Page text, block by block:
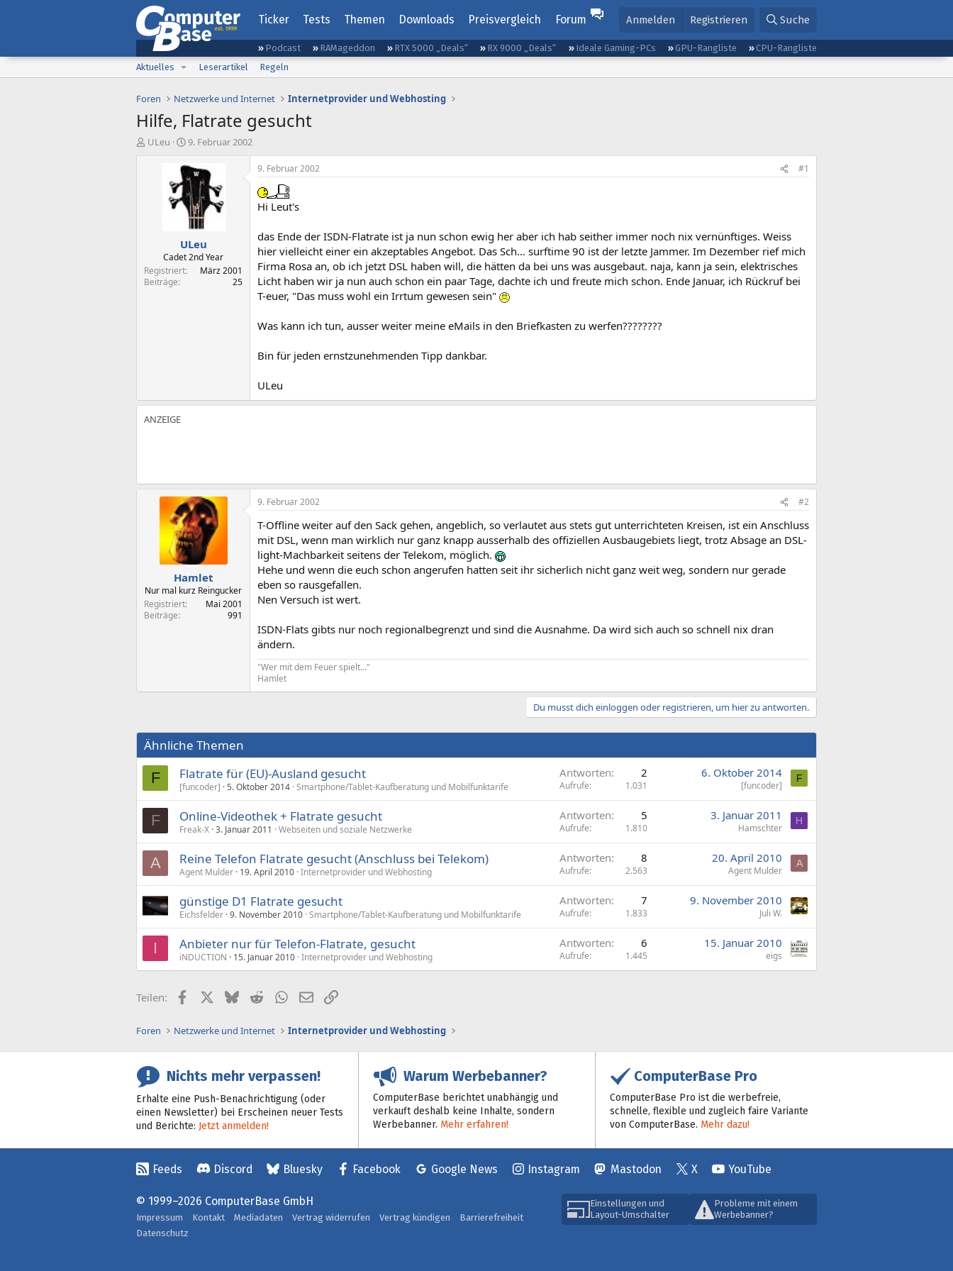
Ticker Tests Themen Downloads Preisvergleich Forum Anmelden Registrieren Suche
Podcast RAMageddon RTX 5000 „Deals“ RX 9000 „Deals“ Ideale Gaming-PCs GPU-Rangliste
CPU-Rangliste
Aktuelles
Leserartikel Regeln
Foren Netzwerke und Internet Internetprovider und Webhosting
Hilfe, Flatrate gesucht
EULeu
E
s
t
e
l
t
a
m
9. Februar 2002
ULeu
Cadet 2nd Year
Registriert
März 2001
Beiträge
25
9. Februar 2002 #1
Hi Leut's
das Ende der ISDN-Flatrate ist ja nun schon ewig her aber ich hab seither immer noch nix vernünftiges. Weiss
hier vielleicht einer ein akzeptables Angebot. Das Sch... surftime 90 ist der letzte Jammer. Im Dezember rief mich
Firma Rosa an, ob ich jetzt DSL haben will, die hätten da bei uns was ausgebaut. naja, kann ja sein, elektrisches
Licht haben wir ja nun auch schon ein paar Tage, dachte ich und freute mich schon. Ende Januar, ich Rückruf bei
T-euer, "Das muss wohl ein Irrtum gewesen sein"
Was kann ich tun, ausser weiter meine eMails in den Briefkasten zu werfen????????
Bin für jeden ernstzunehmenden Tipp dankbar.
ULeu
Hamlet
Nur mal kurz Reingucker
Registriert
Mai 2001
Beiträge
991
9. Februar 2002 #2
T-Offline weiter auf den Sack gehen, angeblich, so verlautet aus stets gut unterrichteten Kreisen, ist ein Anschluss
mit DSL, wenn man wirklich nur ganz knapp ausserhalb des offiziellen Ausbaugebiets liegt, trotz Absage an DSL-
light-Machbarkeit seitens der Telekom, möglich.
Hehe und wenn die euch schon angerufen hatten seit ihr sicherlich nicht ganz weit weg, sondern nur gerade
eben so rausgefallen.
Nen Versuch ist wert.
ISDN-Flats gibts nur noch regionalbegrenzt und sind die Ausnahme. Da wird sich auch so schnell nix dran
ändern.
"Wer mit dem Feuer spielt..."
Hamlet
Du musst dich einloggen oder registrieren, um hier zu antworten.
Ähnliche Themen
F Flatrate für (EU)-Ausland gesucht
[funcoder] 5. Oktober 2014 Smartphone/Tablet-Kaufberatung und Mobilfunktarife
Antworten 2
Aufrufe 1.031
6. Oktober 2014
[funcoder]
F
F Online-Videothek + Flatrate gesucht
Freak-X 3. Januar 2011 Webseiten und soziale Netzwerke
Antworten 5
Aufrufe 1.810
3. Januar 2011
Hamschter
H
A Reine Telefon Flatrate gesucht (Anschluss bei Telekom)
Agent Mulder 19. April 2010 Internetprovider und Webhosting
Antworten 8
Aufrufe 2.563
20. April 2010
Agent Mulder
A
günstige D1 Flatrate gesucht
Eichsfelder 9. November 2010 Smartphone/Tablet-Kaufberatung und Mobilfunktarife
Antworten 7
Aufrufe 1.833
9. November 2010
Juli W.
I Anbieter nur für Telefon-Flatrate, gesucht
iNDUCTION 15. Januar 2010 Internetprovider und Webhosting
Antworten 6
Aufrufe 1.445
15. Januar 2010
eigs
Teilen: FacebookX (Twitter)
BlueskyRedditWhatsApp
E-MailLink
Foren Netzwerke und Internet Internetprovider und Webhosting
Nichts mehr verpassen!
Erhalte eine Push-Benachrichtigung (oder
einen Newsletter) bei Erscheinen neuer Tests
und Berichte: Jetzt anmelden!
Warum Werbebanner?
ComputerBase berichtet unabhängig und
verkauft deshalb keine Inhalte, sondern
Werbebanner. Mehr erfahren!
ComputerBase Pro
ComputerBase Pro ist die werbefreie,
schnelle, flexible und zugleich faire Variante
von ComputerBase. Mehr dazu!
Feeds Discord Bluesky Facebook Google News Instagram Mastodon X YouTube
Einstellungen und
Layout-Umschalter
Probleme mit einem
Werbebanner?
© 1999–2026 ComputerBase GmbH
Impressum Kontakt Mediadaten Vertrag widerrufen Vertrag kündigen
Barrierefreiheit
Datenschutz